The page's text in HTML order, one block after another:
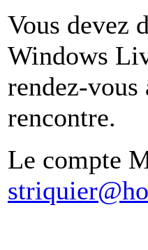
Vous devez
Windows
rendez-vous
rencontre.
Le compte